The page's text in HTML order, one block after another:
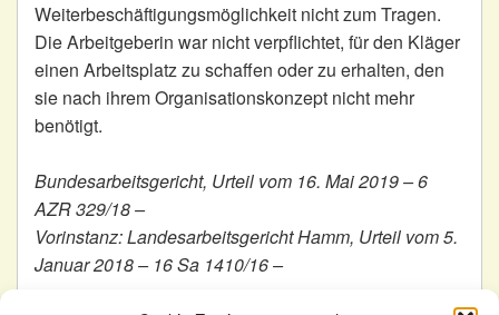
Weiterbeschäftigungsmöglichkeit nicht zum Tragen.
Die Arbeitgeberin war nicht verpflichtet, für den Kläger
einen Arbeitsplatz zu schaffen oder zu erhalten, den
sie nach ihrem Organisationskonzept nicht mehr
benötigt.
Bundesarbeitsgericht, Urteil vom 16. Mai 2019 – 6
AZR 329/18 –
Vorinstanz: Landesarbeitsgericht Hamm, Urteil vom 5.
Januar 2018 – 16 Sa 1410/16 –